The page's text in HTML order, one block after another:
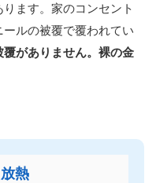
ます。家のコンセント
ルの被覆で覆われてい
がありません。裸の金
熱